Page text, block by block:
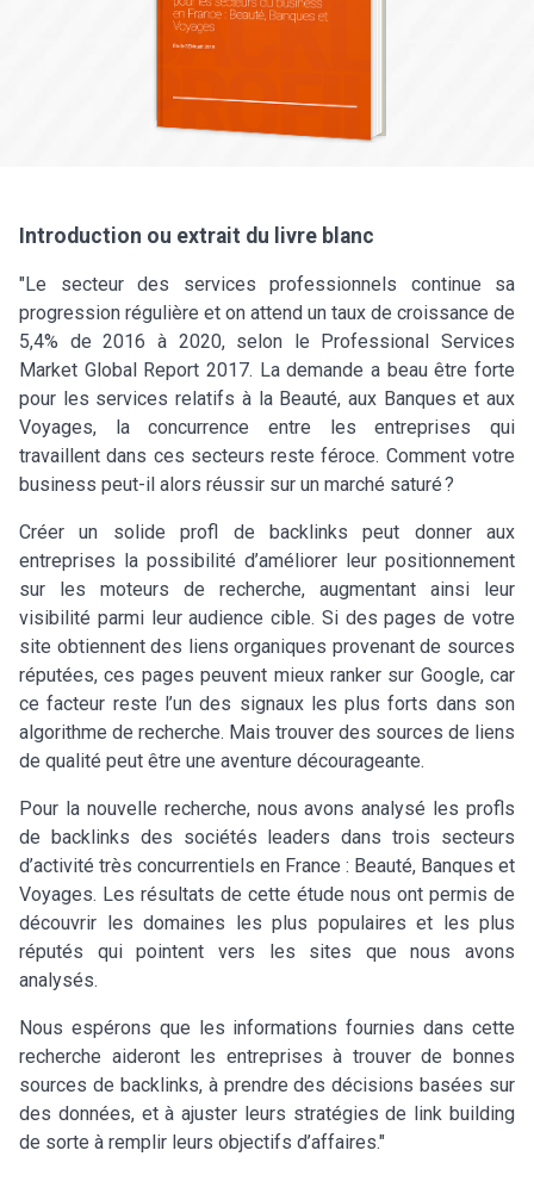
Introduction ou extrait du livre blanc
"Le secteur des services professionnels continue sa
progression régulière et on attend un taux de croissance de
5,4% de 2016 à 2020, selon le Professional Services
Market Global Report 2017. La demande a beau être forte
pour les services relatifs à la Beauté, aux Banques et aux
Voyages, la concurrence entre les entreprises qui
travaillent dans ces secteurs reste féroce. Comment votre
business peut-il alors réussir sur un marché saturé ?
Créer un solide profl de backlinks peut donner aux
entreprises la possibilité d’améliorer leur positionnement
sur les moteurs de recherche, augmentant ainsi leur
visibilité parmi leur audience cible. Si des pages de votre
site obtiennent des liens organiques provenant de sources
réputées, ces pages peuvent mieux ranker sur Google, car
ce facteur reste l’un des signaux les plus forts dans son
algorithme de recherche. Mais trouver des sources de liens
de qualité peut être une aventure décourageante.
Pour la nouvelle recherche, nous avons analysé les profls
de backlinks des sociétés leaders dans trois secteurs
d’activité très concurrentiels en France : Beauté, Banques et
Voyages. Les résultats de cette étude nous ont permis de
découvrir les domaines les plus populaires et les plus
réputés qui pointent vers les sites que nous avons
analysés.
Nous espérons que les informations fournies dans cette
recherche aideront les entreprises à trouver de bonnes
sources de backlinks, à prendre des décisions basées sur
des données, et à ajuster leurs stratégies de link building
de sorte à remplir leurs objectifs d’affaires."